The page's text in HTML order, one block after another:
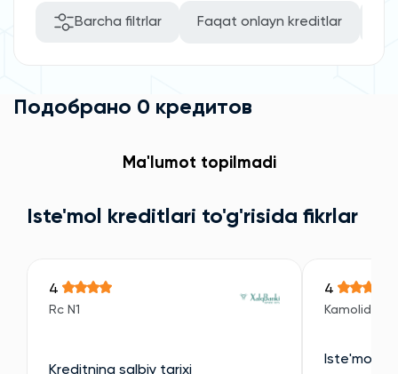
Barcha filtrlar Faqat onlayn kreditlar
Подобрано 0 кредитов
Ma'lumot topilmadi
Iste'mol kreditlari to'g'risida fikrlar
4
Rc N1
Kreditning salbiy tarixi
4
Kamoliddin
Iste'mol